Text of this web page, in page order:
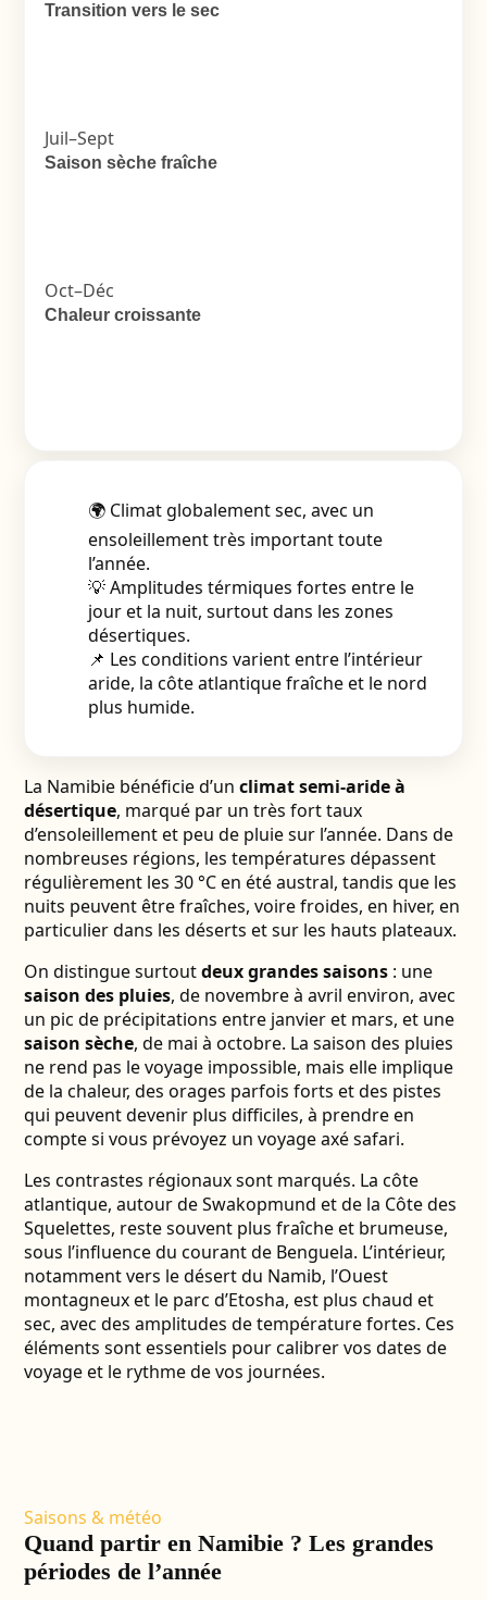
Transition vers le sec
Juil–Sept
Saison sèche fraîche
Oct–Déc
Chaleur croissante
🌍 Climat globalement sec, avec un
ensoleillement très important toute
l’année.
💡 Amplitudes térmiques fortes entre le
jour et la nuit, surtout dans les zones
désertiques.
📌 Les conditions varient entre l’intérieur
aride, la côte atlantique fraîche et le nord
plus humide.
La Namibie bénéficie d’un climat semi-aride à
désertique, marqué par un très fort taux
d’ensoleillement et peu de pluie sur l’année. Dans de
nombreuses régions, les températures dépassent
régulièrement les 30 °C en été austral, tandis que les
nuits peuvent être fraîches, voire froides, en hiver, en
particulier dans les déserts et sur les hauts plateaux.
On distingue surtoutdeux grandes saisons: une
saison des pluies, de novembre à avril environ, avec
un pic de précipitations entre janvier et mars, et une
saison sèche, de mai à octobre. La saison des pluies
ne rend pas le voyage impossible, mais elle implique
de la chaleur, des orages parfois forts et des pistes
qui peuvent devenir plus difficiles, à prendre en
compte si vous prévoyez un voyage axé safari.
Les contrastes régionaux sont marqués. La côte
atlantique, autour deSwakopmund et de la Côte des
Squelettes, reste souvent plus fraîche et brumeuse,
sous l’influence du courant de Benguela. L’intérieur,
notamment vers ledésert du Namib, l’Ouest
montagneuxet le parc d’Etosha, est plus chaud et
sec, avec des amplitudes de température fortes. Ces
éléments sont essentiels pour calibrer vos dates de
voyage et le rythme de vos journées.
Saisons & météo
Quand partir en Namibie ? Les grandes
périodes de l’année